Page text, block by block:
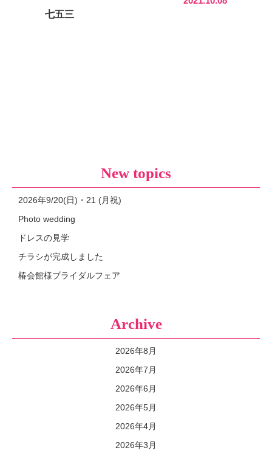
七五三
New topics
2026年9/20(日)・21 (月祝)
Photo wedding
ドレスの見学
チラシが完成しました
椿会館様ブライダルフェア
Archive
2026年8月
2026年7月
2026年6月
2026年5月
2026年4月
2026年3月